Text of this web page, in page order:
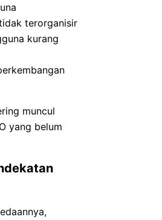
terorganisir
kurang
muncul
yang belum